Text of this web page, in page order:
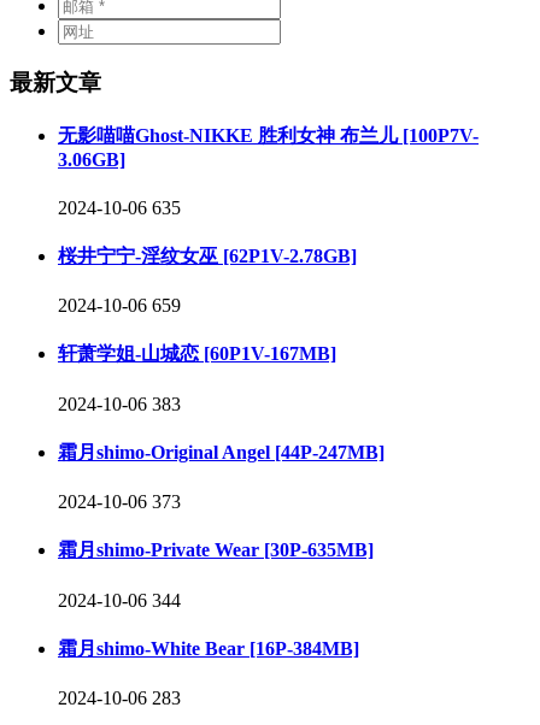
最新文章
无影喵喵Ghost-NIKKE 胜利女神 布兰儿 [100P7V-
3.06GB]
2024-10-06 635
桜井宁宁-淫纹女巫 [62P1V-2.78GB]
2024-10-06 659
轩萧学姐-山城恋 [60P1V-167MB]
2024-10-06 383
霜月shimo-Original Angel [44P-247MB]
2024-10-06 373
霜月shimo-Private Wear [30P-635MB]
2024-10-06 344
霜月shimo-White Bear [16P-384MB]
2024-10-06 283